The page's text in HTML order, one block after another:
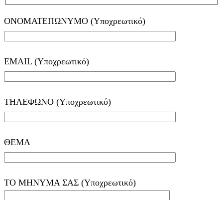
ΟΝΟΜΑΤΕΠΩΝΥΜΟ (Υποχρεωτικό)
EMAIL (Υποχρεωτικό)
ΤΗΛΕΦΩΝΟ (Υποχρεωτικό)
ΘΕΜΑ
ΤΟ ΜΗΝΥΜΑ ΣΑΣ (Υποχρεωτικό)